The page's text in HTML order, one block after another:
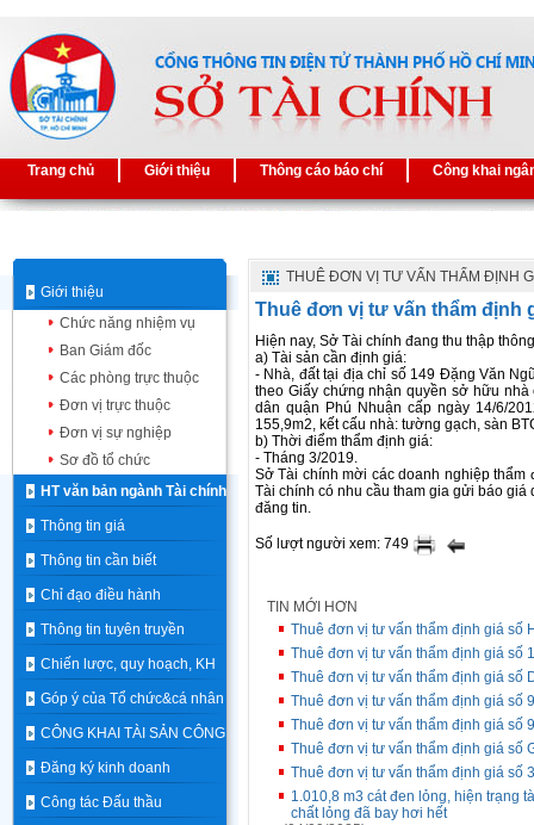
Trang chủ Giới thiệu Thông cáo báo chí Công khai
Giới thiệu
Chức năng nhiệm vụ
Ban Giám đốc
Các phòng trực thuộc
Đơn vị trực thuộc
Đơn vị sự nghiệp
Sơ đồ tổ chức
HT văn bản ngành Tài chính
Thông tin giá
Thông tin cần biết
Chỉ đạo điều hành
Thông tin tuyên truyền
Chiến lược, quy hoạch, KH
Góp ý của Tổ chức&cá nhân
CÔNG KHAI TÀI SẢN CÔNG
Đăng ký kinh doanh
Công tác Đấu thầu
THUÊ ĐƠN VỊ TƯ VẤN THẨM ĐỊNH
Thuê đơn vị tư vấn thẩm định
Hiện nay, Sở Tài chính đang thu thập
a) Tài sản cần định giá:
- Nhà, đất tại địa chỉ số 149 Đặng Văn
theo Giấy chứng nhận quyền sở hữu
dân quận Phú Nhuận cấp ngày 14/6/
155,9m2, kết cấu nhà: tường gạch, sàn
b) Thời điểm thẩm định giá:
- Tháng 3/2019.
Sở Tài chính mời các doanh nghiệp
Tài chính có nhu cầu tham gia gửi báo
đăng tin.
Số lượt người xem: 749
TIN MỚI HƠN
Thuê đơn vị tư vấn thẩm định giá số
Thuê đơn vị tư vấn thẩm định giá số
Thuê đơn vị tư vấn thẩm định giá số
Thuê đơn vị tư vấn thẩm định giá số
Thuê đơn vị tư vấn thẩm định giá số
Thuê đơn vị tư vấn thẩm định giá số
Thuê đơn vị tư vấn thẩm định giá số
1.010,8 m3 cát đen lỏng, hiện trạng
chất lỏng đã bay hơi hết